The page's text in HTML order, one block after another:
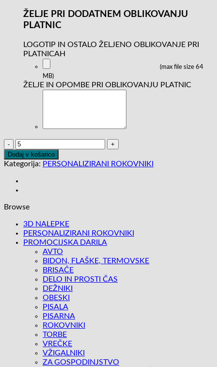
ŽELJE PRI DODATNEM OBLIKOVANJU
PLATNIC
LOGOTIP IN OSTALO ŽELJENO OBLIKOVANJE PRI
PLATNICAH
(max file size 64
MB)
ŽELJE IN OPOMBE PRI OBLIKOVANJU PLATNIC
ROKOVNIK
123
količina
Dodaj v košarico
Kategorija: PERSONALIZIRANI ROKOVNIKI
Browse
3D NALEPKE
PERSONALIZIRANI ROKOVNIKI
PROMOCIJSKA DARILA
AVTO
BIDON, FLAŠKE, TERMOVSKE
BRISAČE
DELO IN PROSTI ČAS
DEŽNIKI
OBESKI
PISALA
PISARNA
ROKOVNIKI
TORBE
VREČKE
VŽIGALNIKI
ZA GOSPODINJSTVO